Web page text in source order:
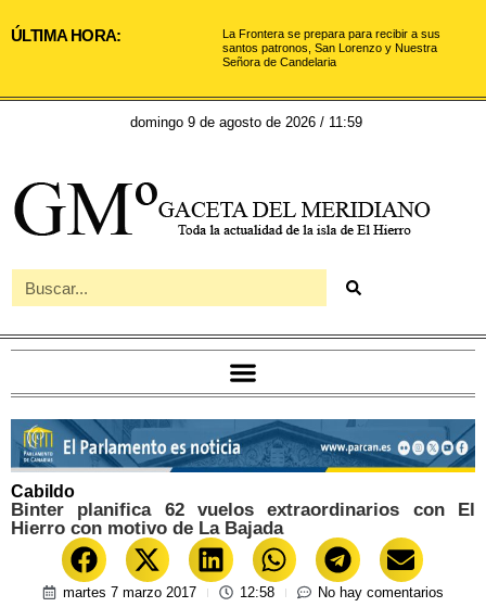
ÚLTIMA HORA:
La Frontera se prepara para recibir a sus
santos patronos, San Lorenzo y Nuestra
Señora de Candelaria
domingo 9 de agosto de 2026 / 11:59
Cabildo
Binter planifica 62 vuelos extraordinarios con El
Hierro con motivo de La Bajada
martes 7 marzo 2017 12:58 No hay comentarios